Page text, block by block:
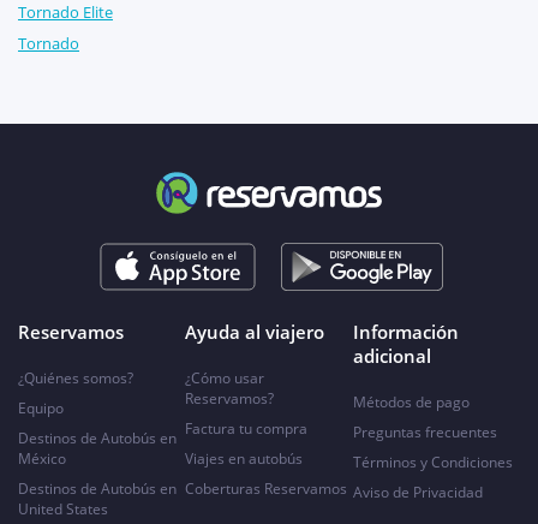
Tornado Elite
Tornado
Reservamos
¿Quiénes somos?
Equipo
Destinos de Autobús en
México
Destinos de Autobús en
United States
Ayuda al viajero
¿Cómo usar
Reservamos?
Factura tu compra
Viajes en autobús
Coberturas Reservamos
Información
adicional
Métodos de pago
Preguntas frecuentes
Términos y Condiciones
Aviso de Privacidad